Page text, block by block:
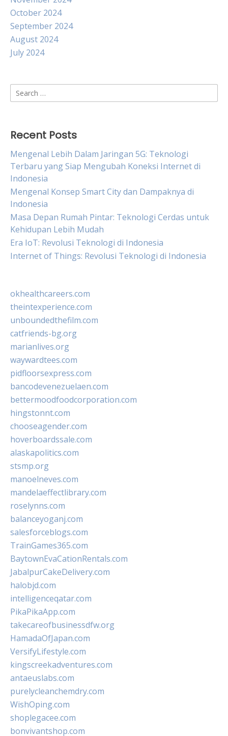
October 2024
September 2024
August 2024
July 2024
Search
for:
Recent Posts
Mengenal Lebih Dalam Jaringan 5G: Teknologi
Terbaru yang Siap Mengubah Koneksi Internet di
Indonesia
Mengenal Konsep Smart City dan Dampaknya di
Indonesia
Masa Depan Rumah Pintar: Teknologi Cerdas untuk
Kehidupan Lebih Mudah
Era IoT: Revolusi Teknologi di Indonesia
Internet of Things: Revolusi Teknologi di Indonesia
okhealthcareers.com
theintexperience.com
unboundedthefilm.com
catfriends-bg.org
marianlives.org
waywardtees.com
pidfloorsexpress.com
bancodevenezuelaen.com
bettermoodfoodcorporation.com
hingstonnt.com
chooseagender.com
hoverboardssale.com
alaskapolitics.com
stsmp.org
manoelneves.com
mandelaeffectlibrary.com
roselynns.com
balanceyoganj.com
salesforceblogs.com
TrainGames365.com
BaytownEvaCationRentals.com
JabalpurCakeDelivery.com
halobjd.com
intelligenceqatar.com
PikaPikaApp.com
takecareofbusinessdfw.org
HamadaOfJapan.com
VersifyLifestyle.com
kingscreekadventures.com
antaeuslabs.com
purelycleanchemdry.com
WishOping.com
shoplegacee.com
bonvivantshop.com